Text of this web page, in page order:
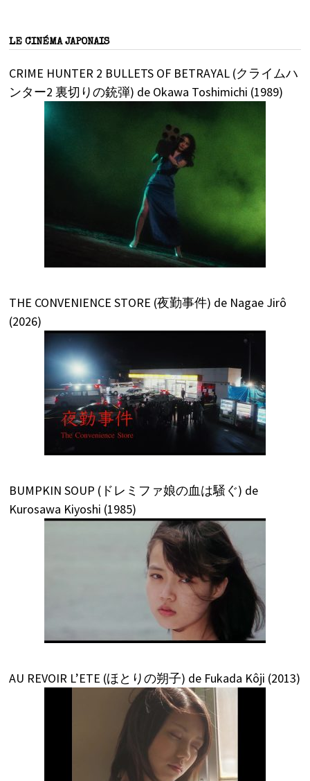
LE CINÉMA JAPONAIS
CRIME HUNTER 2 BULLETS OF BETRAYAL (クライムハ
ンター2 裏切りの銃弾) de Okawa Toshimichi (1989)
THE CONVENIENCE STORE (夜勤事件) de Nagae Jirô
(2026)
BUMPKIN SOUP (ドレミファ娘の血は騒ぐ) de
Kurosawa Kiyoshi (1985)
AU REVOIR L’ETE (ほとりの朔子) de Fukada Kôji (2013)